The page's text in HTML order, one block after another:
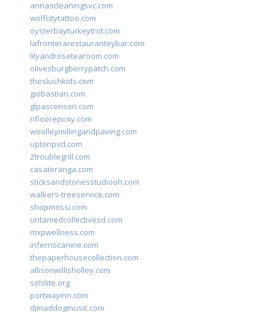
annascleaningsvc.com
wolfcitytattoo.com
oysterbayturkeytrot.com
lafronterarestauranteybar.com
lilyandrosetearoom.com
olivesburgberrypatch.com
theslushkids.com
giobastian.com
glpascensori.com
rifloorepoxy.com
woolleymillingandpaving.com
uptonpvd.com
2troublegrill.com
casateranga.com
sticksandstonesstudiooh.com
walkers-treeservice.com
shopmossi.com
untamedcollectivesd.com
mxpwellness.com
infernocanine.com
thepaperhousecollection.com
allisonwillisholley.com
solslite.org
portwayinn.com
djmaddogmusic.com